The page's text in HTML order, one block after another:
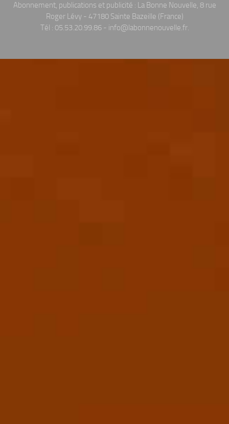
Abonnement, publications et publicité : La Bonne Nouvelle, 8 rue
Roger Lévy - 47180 Sainte Bazeille (France)
Tél : 05.53.20.99.86 - info@labonnenouvelle.fr.